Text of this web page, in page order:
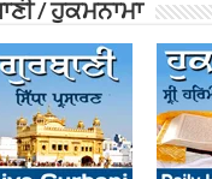
/ ਹੁਕਮਨਾਮਾ